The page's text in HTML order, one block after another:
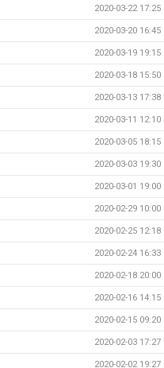
2020-03-22 17:25
2020-03-20 16:45
2020-03-19 19:15
2020-03-18 15:50
2020-03-13 17:38
2020-03-11 12:10
2020-03-05 18:15
2020-03-03 19:30
2020-03-01 19:00
2020-02-29 10:00
2020-02-25 12:18
2020-02-24 16:33
2020-02-18 20:00
2020-02-16 14:15
2020-02-15 09:20
2020-02-03 17:27
2020-02-02 19:27